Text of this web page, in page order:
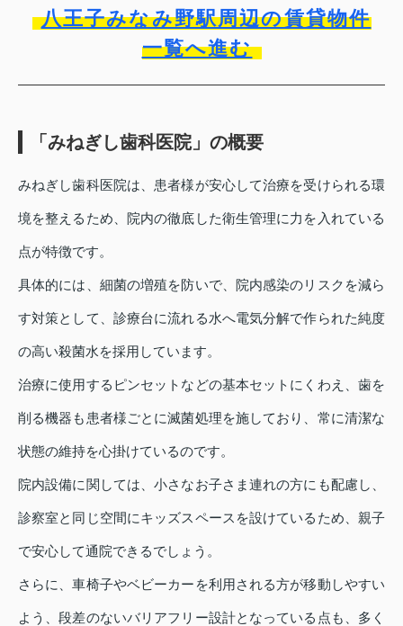
八王子みなみ野駅周辺の賃貸物件
一覧へ進む
「みねぎし歯科医院」の概要
みねぎし歯科医院は、患者様が安心して治療を受けられる環
境を整えるため、院内の徹底した衛生管理に力を入れている
点が特徴です。
具体的には、細菌の増殖を防いで、院内感染のリスクを減ら
す対策として、診療台に流れる水へ電気分解で作られた純度
の高い殺菌水を採用しています。
治療に使用するピンセットなどの基本セットにくわえ、歯を
削る機器も患者様ごとに滅菌処理を施しており、常に清潔な
状態の維持を心掛けているのです。
院内設備に関しては、小さなお子さま連れの方にも配慮し、
診察室と同じ空間にキッズスペースを設けているため、親子
で安心して通院できるでしょう。
さらに、車椅子やベビーカーを利用される方が移動しやすい
よう、段差のないバリアフリー設計となっている点も、多く